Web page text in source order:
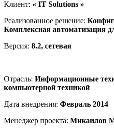
Клиент: « IT Solutions »
Реализованное решение:
Комплексная автоматизация
Версия: 8.2, сетевая
Отрасль: Информационные
компьютерной техникой
Дата внедрения: Февраль 2014
Менеджер проекта: Микаилов